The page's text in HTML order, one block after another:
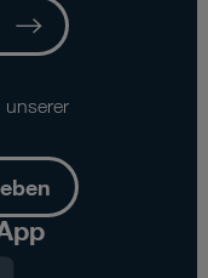
unserer